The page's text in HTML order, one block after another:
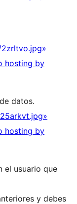
hosting by
datos.
hosting by
el usuario que
y debes